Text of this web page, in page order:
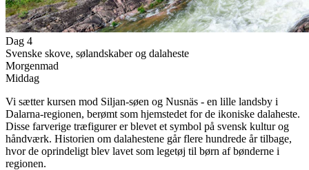
Dag 4
Svenske skove, sølandskaber og dalaheste
Morgenmad
Middag
Vi sætter kursen mod Siljan-søen og Nusnäs - en lille landsby i
Dalarna-regionen, berømt som hjemstedet for de ikoniske dalaheste.
Disse farverige træfigurer er blevet et symbol på svensk kultur og
håndværk. Historien om dalahestene går flere hundrede år tilbage,
hvor de oprindeligt blev lavet som legetøj til børn af bønderne i
regionen.